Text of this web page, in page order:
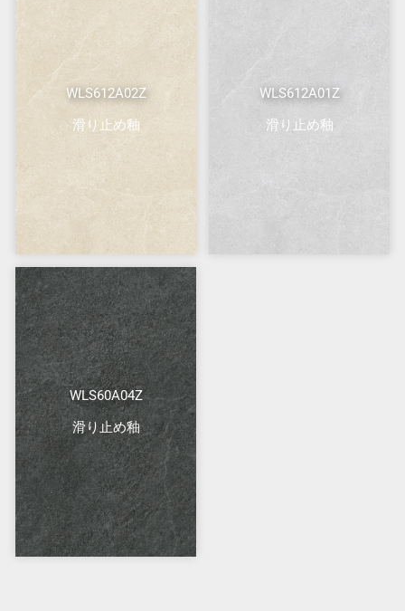
WLS612A02Z
滑り止め釉
WLS612A01Z
滑り止め釉
WLS60A04Z
滑り止め釉